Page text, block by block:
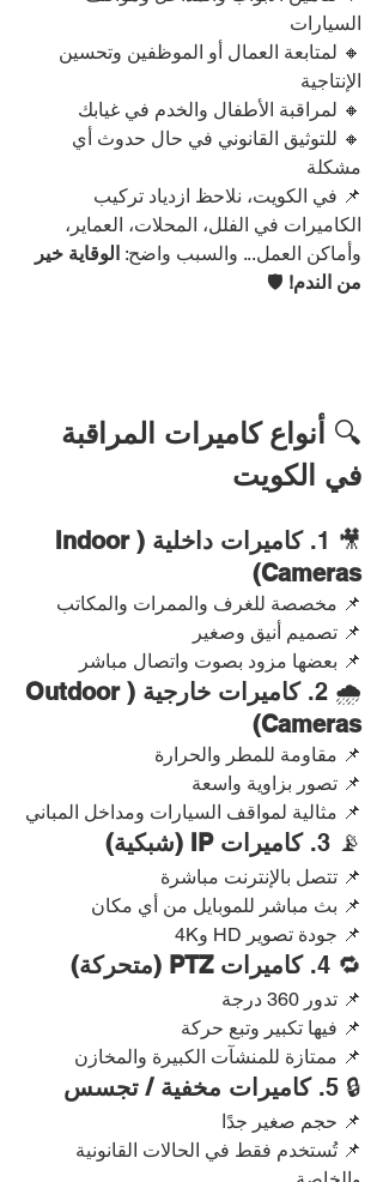
السيارات
🔸 لمتابعة العمال أو الموظفين وتحسين
الإنتاجية
🔸 لمراقبة الأطفال والخدم في غيابك
🔸 للتوثيق القانوني في حال حدوث أي
مشكلة
📌 في الكويت، نلاحظ ازدياد تركيب
الكاميرات في الفلل، المحلات، العماير،
وأماكن العمل... والسبب واضح: الوقاية خير
من الندم! 🛡️
🔍 أنواع كاميرات المراقبة
في الكويت
🎥 1.
كاميرات داخلية (Indoor
Cameras)
📌 مخصصة للغرف والممرات والمكاتب
📌 تصميم أنيق وصغير
📌 بعضها مزود بصوت واتصال مباشر
🌧️ 2.
كاميرات خارجية (Outdoor
Cameras)
📌 مقاومة للمطر والحرارة
📌 تصور بزاوية واسعة
📌 مثالية لمواقف السيارات ومداخل المباني
📡 3. كاميرات IP (شبكية)
📌 تتصل بالإنترنت مباشرة
📌 بث مباشر للموبايل من أي مكان
📌 جودة تصوير HD و4K
🔁 4. كاميرات PTZ (متحركة)
📌 تدور 360 درجة
📌 فيها تكبير وتبع حركة
📌 ممتازة للمنشآت الكبيرة والمخازن
🔒 5. كاميرات مخفية / تجسس
📌 حجم صغير جدًا
📌 تُستخدم فقط في الحالات القانونية